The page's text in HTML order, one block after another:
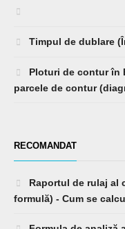
Timpul de dublare
Ploturi de contur în
parcele de contur
RECOMANDAT
Raportul de rulaj al
formulă) - Cum se